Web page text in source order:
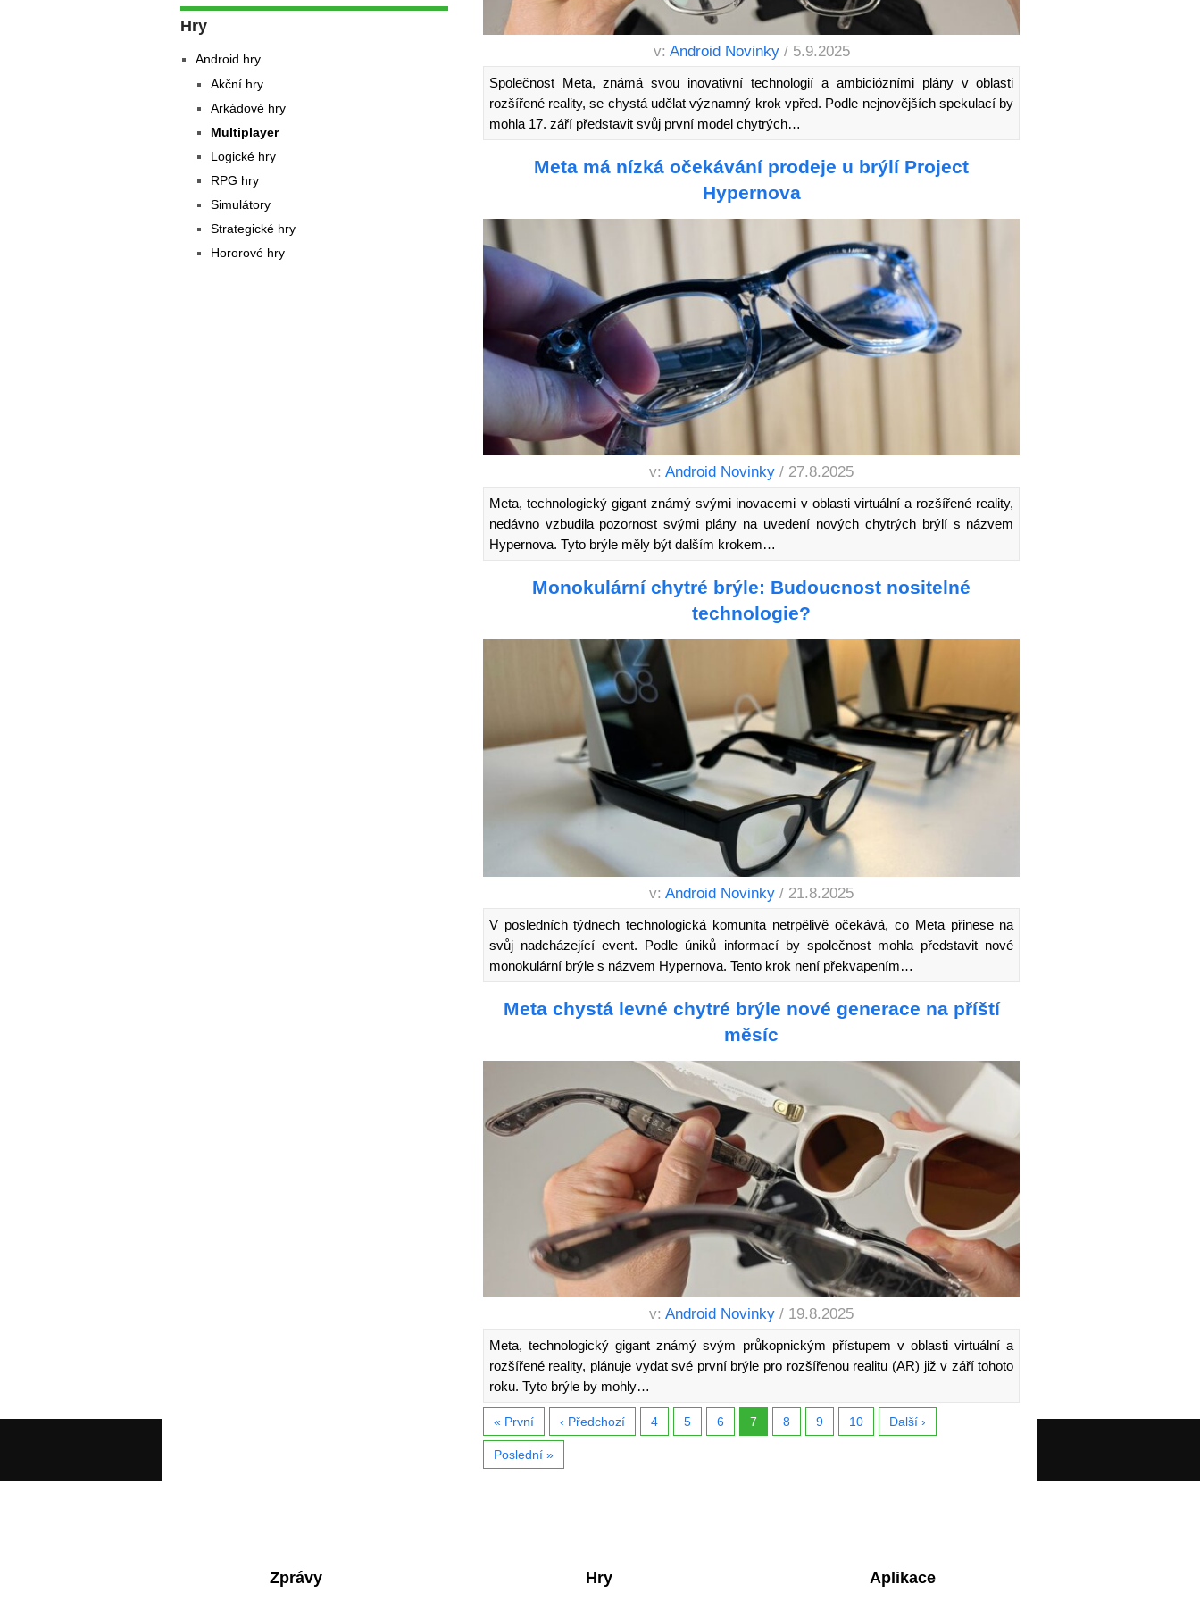
v: Android Novinky / 5.9.2025
Společnost Meta, známá svou inovativní technologií a ambiciózními plány v oblasti
rozšířené reality, se chystá udělat významný krok vpřed. Podle nejnovějších spekulací by
mohla 17. září představit svůj první model chytrých…
Meta má nízká očekávání prodeje u brýlí Project
Hypernova
v:Android Novinky / 27.8.2025
Meta, technologický gigant známý svými inovacemi v oblasti virtuální a rozšířené reality,
nedávno vzbudila pozornost svými plány na uvedení nových chytrých brýlí s názvem
Hypernova. Tyto brýle měly být dalším krokem…
Monokulární chytré brýle: Budoucnost nositelné
technologie?
v:Android Novinky / 21.8.2025
V posledních týdnech technologická komunita netrpělivě očekává, co Meta přinese na
svůj nadcházející event. Podle úniků informací by společnost mohla představit nové
monokulární brýle s názvem Hypernova. Tento krok není překvapením…
Meta chystá levné chytré brýle nové generace na příští
měsíc
v:Android Novinky / 19.8.2025
Meta, technologický gigant známý svým průkopnickým přístupem v oblasti virtuální a
rozšířené reality, plánuje vydat své první brýle pro rozšířenou realitu (AR) již v září tohoto
roku. Tyto brýle by mohly…
« První ‹ Předchozí 4 5 6 7 8 9 10 Další ›
Poslední »
Hry
Android hry
Akční hry
Arkádové hry
Multiplayer
Logické hry
RPG hry
Simulátory
Strategické hry
Hororové hry
Zprávy Hry Aplikace